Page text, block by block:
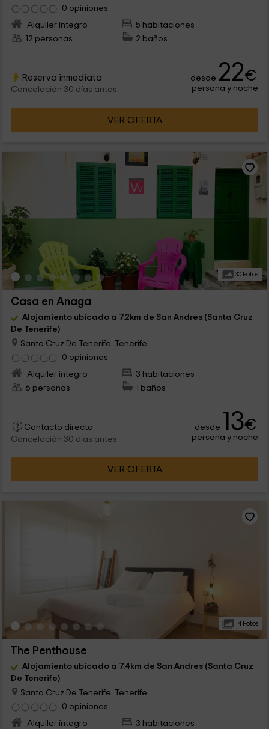
0 opiniones
Alquiler íntegro
5 habitaciones
12 personas
2 baños
Reserva inmediata
Cancelación 30 días antes
desde 22€
persona y noche
VER OFERTA
30 Fotos
Casa en Anaga
Alojamiento ubicado a 7.2km de San Andres (Santa Cruz
De Tenerife)
Santa Cruz De Tenerife, Tenerife
0 opiniones
Alquiler íntegro
3 habitaciones
6 personas
1 baños
Contacto directo
Cancelación 30 días antes
desde 13€
persona y noche
VER OFERTA
14 Fotos
The Penthouse
Alojamiento ubicado a 7.4km de San Andres (Santa Cruz
De Tenerife)
Santa Cruz De Tenerife, Tenerife
0 opiniones
Alquiler íntegro
3 habitaciones